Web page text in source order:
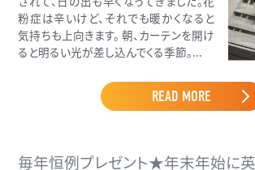
粉症は辛いけど、それでも暖かくなると
気持ちも上向きます。 朝、カーテンを開け
ると明るい光が差し込んでくる季節。...
READ MORE
毎年恒例プレゼント★年末年始に